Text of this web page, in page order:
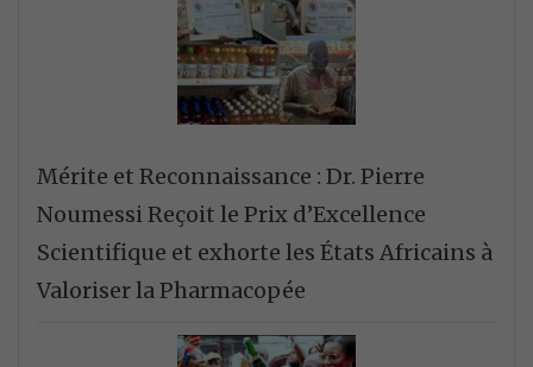
Mérite et Reconnaissance : Dr. Pierre
Noumessi Reçoit le Prix d’Excellence
Scientifique et exhorte les États Africains à
Valoriser la Pharmacopée